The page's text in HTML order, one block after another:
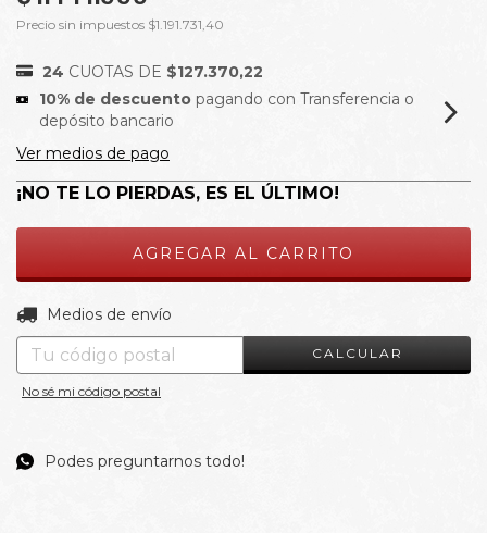
Precio sin impuestos $1.191.731,40
24 CUOTAS DE $127.370,22
10% de descuento pagando con Transferencia o
depósito bancario
Ver medios de pago
¡NO TE LO PIERDAS, ES EL ÚLTIMO!
Entregas para el CP:
Medios de envío
CALCULAR
No sé mi código postal
Podes preguntarnos todo!